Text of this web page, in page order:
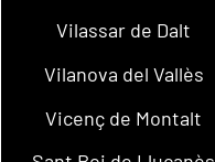
Vilassar de Dalt
Vilanova del Vallès
Vicenç de Montalt